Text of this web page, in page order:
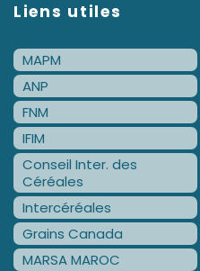
Liens utiles
MAPM
ANP
FNM
IFIM
Conseil Inter. des
Céréales
Intercéréales
Grains Canada
MARSA MAROC